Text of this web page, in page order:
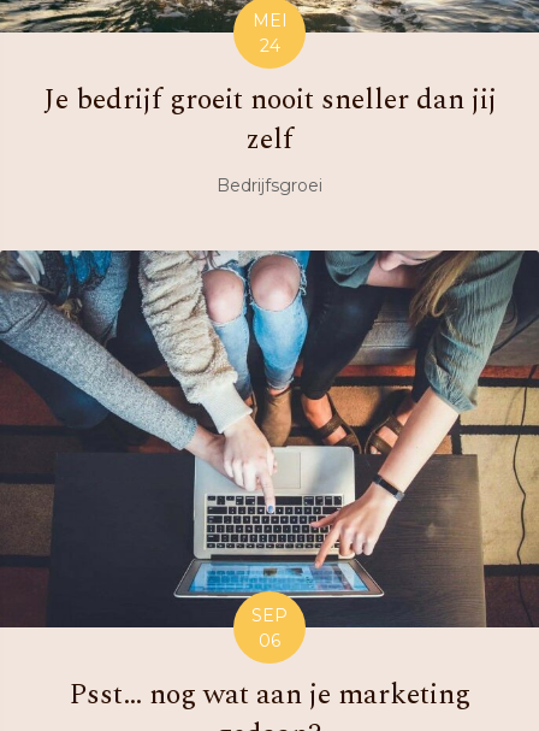
MEI
24
Je bedrijf groeit nooit sneller dan jij
zelf
Bedrijfsgroei
SEP
06
Psst… nog wat aan je marketing